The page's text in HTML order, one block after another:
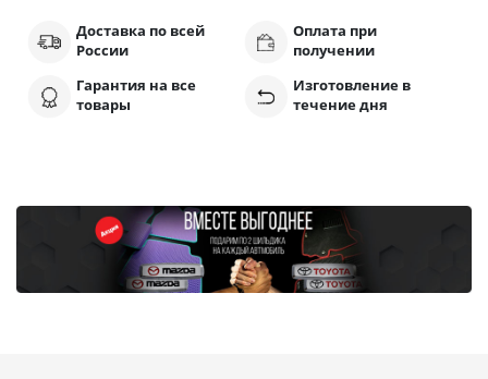
Доставка по всей
России
Оплата при
получении
Гарантия на все
товары
Изготовление в
течение дня